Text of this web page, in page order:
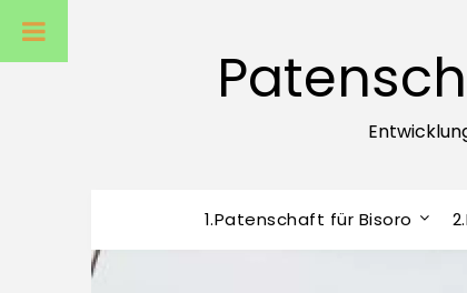
1.Patenschaft für Bisoro